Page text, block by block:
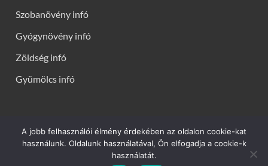
Szobanövény infó
Gyógynövény infó
Zöldség infó
Gyümölcs infó
Kerti virágok - Virág infók: Virág, virágok, évelők, örökzöldek,
talajtakarók, balkon növények, szobanövények termesztése,
gondozása, ültetése, szaporítása
A jobb felhasználói élmény érdekében az oldalon cookie-kat
használunk. Oldalunk használatával, Ön elfogadja a cookie-k
használatát.